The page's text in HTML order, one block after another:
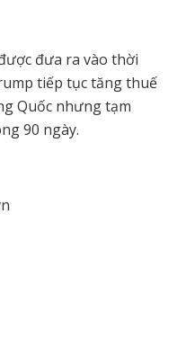
đưa ra vào thời
tiếp tục tăng thuế
Quốc nhưng tạm
90 ngày.